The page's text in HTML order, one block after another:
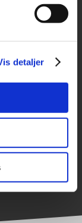
detaljer
i